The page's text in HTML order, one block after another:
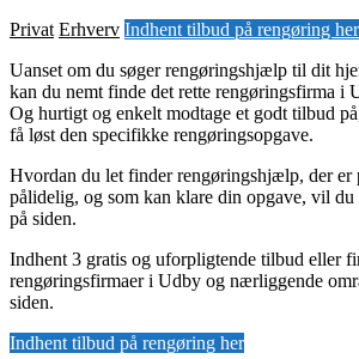
Privat Erhverv Indhent tilbud på rengøring
Uanset om du søger rengøringshjælp til dit
kan du nemt finde det rette rengøringsfirma i
Og hurtigt og enkelt modtage et godt tilbud
få løst den specifikke rengøringsopgave.
Hvordan du let finder rengøringshjælp, der er
pålidelig, og som kan klare din opgave, vil
på siden.
Indhent 3 gratis og uforpligtende tilbud eller
rengøringsfirmaer i Udby og nærliggende
siden.
Indhent tilbud på rengøring her